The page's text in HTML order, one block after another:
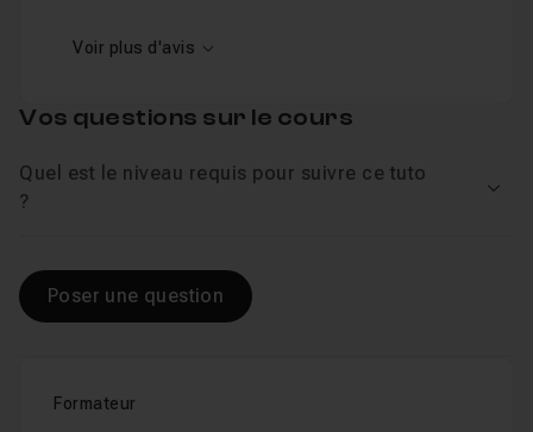
Voir plus d'avis
Formateur
Vos questions sur le cours
Quel est le niveau requis pour suivre ce tuto
?
Poser une question